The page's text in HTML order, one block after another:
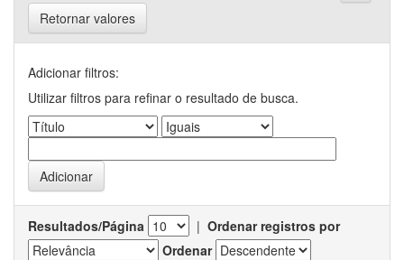
Retornar valores
Adicionar filtros:
Utilizar filtros para refinar o resultado de busca.
Resultados/Página | Ordenar registros por
Ordenar